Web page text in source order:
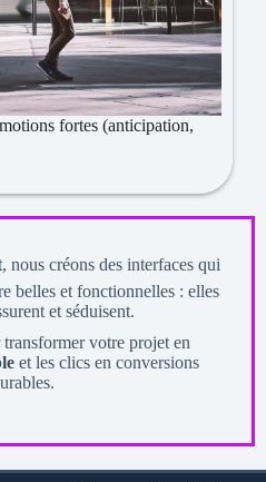
fortes (anticipation,
, nous créons des interfaces qui
belles et fonctionnelles : elles
et séduisent.
votre projet en
et les clics en conversions